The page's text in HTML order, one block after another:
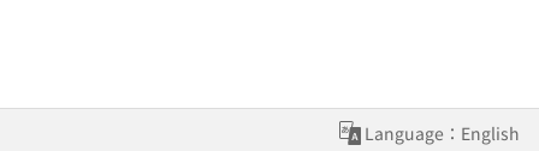
Language：English